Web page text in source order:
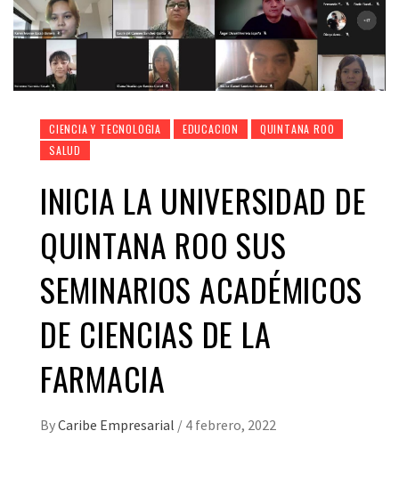
CIENCIA Y TECNOLOGIA EDUCACION
QUINTANA ROO
SALUD
INICIA LA UNIVERSIDAD DE
QUINTANA ROO SUS
SEMINARIOS ACADÉMICOS
DE CIENCIAS DE LA
FARMACIA
ByCaribe Empresarial / 4 febrero, 2022